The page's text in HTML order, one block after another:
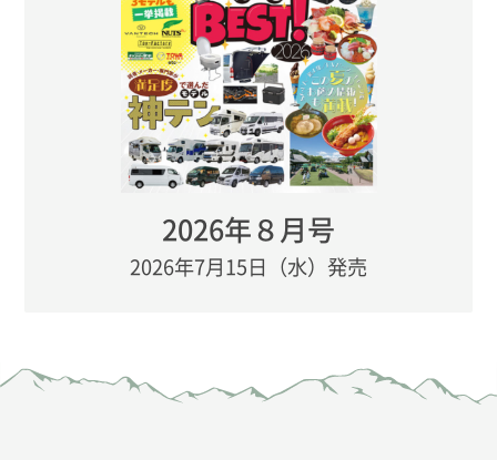
2026年８月号
2026年7月15日（水）発売